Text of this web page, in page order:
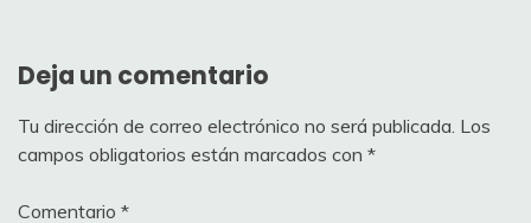
Deja un comentario
Tu dirección de correo electrónico no será publicada. Los
campos obligatorios están marcados con *
Comentario *